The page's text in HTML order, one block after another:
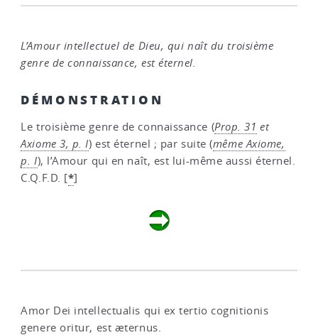
L’Amour intellectuel de Dieu, qui naît du troisième
genre de connaissance, est éternel.
DÉMONSTRATION
Le troisième genre de connaissance (Prop. 31 et
Axiome 3, p. I) est éternel ; par suite (même Axiome,
p. I), l’Amour qui en naît, est lui-même aussi éternel.
C.Q.F.D. [*]
Amor Dei intellectualis qui ex tertio cognitionis
genere oritur, est æternus.